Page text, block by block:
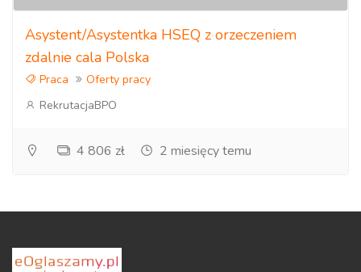
Asystent/Asystentka HSEQ z orzeczeniem
zdalnie cala Polska
Praca
Oferty pracy
RekrutacjaBPO
4 806 zł 2 miesięcy temu